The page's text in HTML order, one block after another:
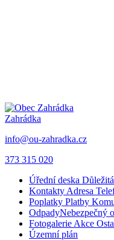
Zahrádka
info@ou-zahradka.cz
373 315 020
Úřední deska
Kontakty Adresa
Poplatky Platby
OdpadyNebezpečný
Fotogalerie Akce
Územní plán